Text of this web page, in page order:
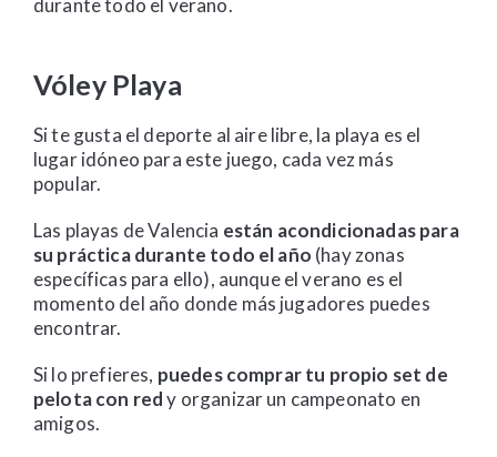
durante todo el verano.
Vóley Playa
Si te gusta el deporte al aire libre, la playa es el
lugar idóneo para este juego, cada vez más
popular.
Las playas de Valencia están acondicionadas para
su práctica durante todo el año (hay zonas
específicas para ello), aunque el verano es el
momento del año donde más jugadores puedes
encontrar.
Si lo prefieres, puedes comprar tu propio set de
pelota con redy organizar un campeonato en
amigos.